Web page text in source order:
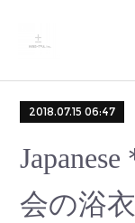
2018.07.15 06:47
会の浴衣